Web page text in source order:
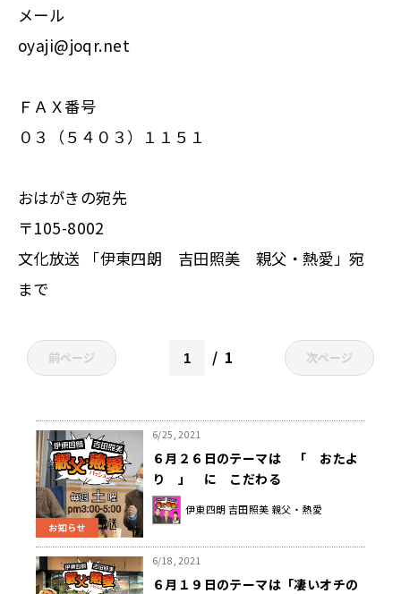
メール
oyaji@joqr.net
ＦＡＸ番号
０３（５４０３）１１５１
おはがきの宛先
〒105-8002
文化放送 「伊東四朗 吉田照美 親父・熱愛」宛
まで
前ページ 1 次ページ
お知らせ
6/25, 2021
６月２６日のテーマは 「 おたよ
り 」 に こだわる
伊東四朗 吉田照美 親父・熱愛
6/18, 2021
６月１９日のテーマは「凄いオチの